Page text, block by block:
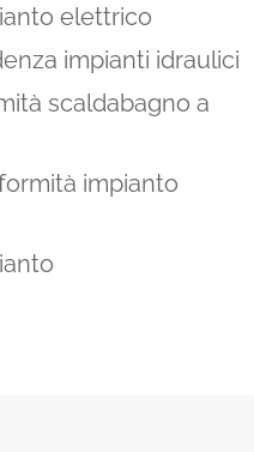
elettrico
impianti idraulici
scaldabagno a
impianto